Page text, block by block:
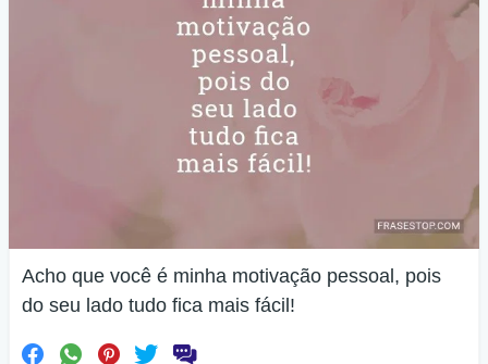
Acho que você é minha motivação pessoal, pois
do seu lado tudo fica mais fácil!